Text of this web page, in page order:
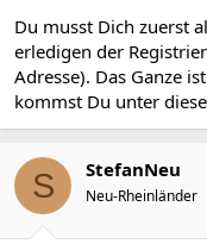
Du musst Dich zuerst
erledigen der
Adresse). Das Ganze
kommst Du unter
S StefanNeu
Neu-Rheinländer